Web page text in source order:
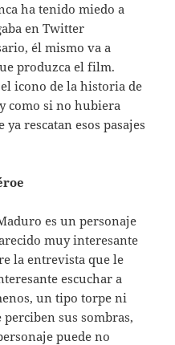
ha tenido miedo a
en Twitter
él mismo va a
produzca el film.
icono de la historia de
como si no hubiera
rescatan esos pasajes
es un personaje
muy interesante
la entrevista que le
escuchar a
un tipo torpe ni
sus sombras,
puede no